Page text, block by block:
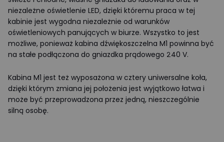
niezależne oświetlenie LED, dzięki któremu praca w tej
kabinie jest wygodna niezależnie od warunków
oświetleniowych panujących w biurze. Wszystko to jest
możliwe, ponieważ kabina dźwiękoszczelna M1 powinna być
na stałe podłączona do gniazdka prądowego 240 V.
Kabina M1 jest też wyposażona w cztery uniwersalne koła,
dzięki którym zmiana jej położenia jest wyjątkowo łatwa i
może być przeprowadzona przez jedną, nieszczególnie
silną osobę.